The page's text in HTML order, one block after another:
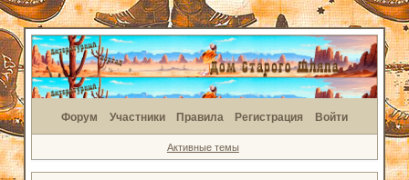
Форум Участники Правила Регистрация Войти
Активные темы